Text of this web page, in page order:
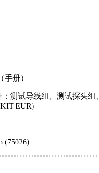
册）
测试导线组、测试探头组、
EUR)
(75026)